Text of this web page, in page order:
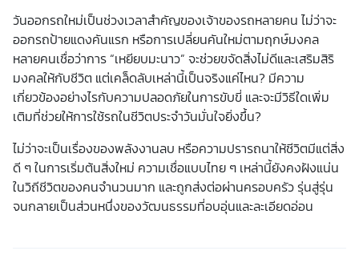
ส่วนบุคคลที่ได้ดำเนินการเสร็จสิ้นไปแล้วก่อนการถอนความ
ยินยอม โดยข้าพเจ้าให้ถือเอาการกดเลือก “ให้ความยินยอม” ใน
ช่องสนทนา เป็นการแสดงเจตนายินยอมของข้าพเจ้าแทนการ
ลงลายมือชื่อเป็นหลักฐาน
วันออกรถใหม่เป็นช่วงเวลาสำคัญของเจ้าของรถหลายคน ไม่ว่าจะ
ออกรถป้ายแดงคันแรก หรือการเปลี่ยนคันใหม่ตามฤกษ์มงคล
หลายคนเชื่อว่าการ “เหยียบมะนาว” จะช่วยขจัดสิ่งไม่ดีและเสริมสิริ
มงคลให้กับชีวิต แต่เคล็ดลับเหล่านี้เป็นจริงแค่ไหน? มีความ
เกี่ยวข้องอย่างไรกับความปลอดภัยในการขับขี่ และจะมีวิธีใดเพิ่ม
เติมที่ช่วยให้การใช้รถในชีวิตประจำวันมั่นใจยิ่งขึ้น?
ไม่ว่าจะเป็นเรื่องของพลังงานลบ หรือความปรารถนาให้ชีวิตมีแต่สิ่ง
ดี ๆ ในการเริ่มต้นสิ่งใหม่ ความเชื่อแบบไทย ๆ เหล่านี้ยังคงฝังแน่น
ในวิถีชีวิตของคนจำนวนมาก และถูกส่งต่อผ่านครอบครัว รุ่นสู่รุ่น
จนกลายเป็นส่วนหนึ่งของวัฒนธรรมที่อบอุ่นและละเอียดอ่อน